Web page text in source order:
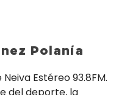
Polanía
Estéreo 93.8FM.